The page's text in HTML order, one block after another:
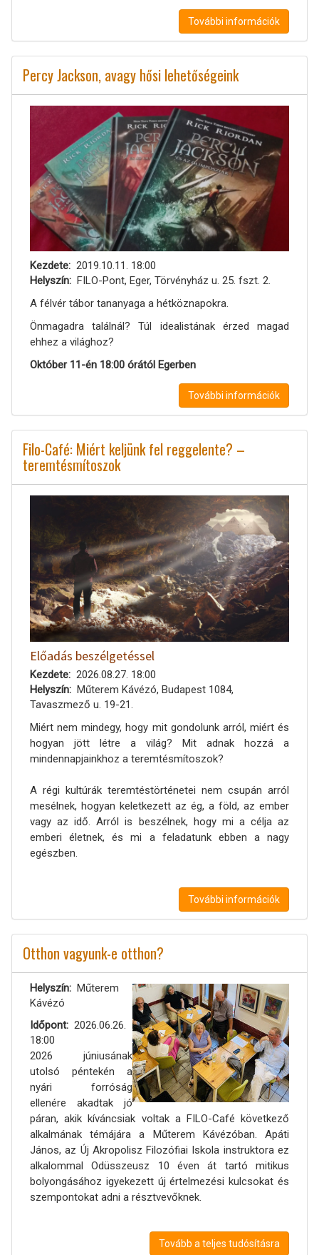
További információk
Percy Jackson, avagy hősi lehetőségeink
Kezdete
2019.10.11. 18:00
Helyszín
FILO-Pont, Eger, Törvényház u. 25. fszt. 2.
A félvér tábor tananyaga a hétköznapokra.
Önmagadra találnál? Túl idealistának érzed magad
ehhez a világhoz?
Október 11-én 18:00 órától Egerben
További információk
Filo-Café: Miért keljünk fel reggelente? –
teremtésmítoszok
Előadás beszélgetéssel
Kezdete
2026.08.27. 18:00
Helyszín
Műterem Kávézó, Budapest 1084,
Tavaszmező u. 19-21.
Miért nem mindegy, hogy mit gondolunk arról, miért és
hogyan jött létre a világ? Mit adnak hozzá a
mindennapjainkhoz a teremtésmítoszok?
A régi kultúrák teremtéstörténetei nem csupán arról
mesélnek, hogyan keletkezett az ég, a föld, az ember
vagy az idő. Arról is beszélnek, hogy mi a célja az
emberi életnek, és mi a feladatunk ebben a nagy
egészben.
További információk
Otthon vagyunk-e otthon?
Helyszín
Műterem
Kávézó
Időpont
2026.06.26.
18:00
2026 júniusának
utolsó péntekén a
nyári forróság
ellenére akadtak jó
páran, akik kíváncsiak voltak a FILO-Café következő
alkalmának témájára a Műterem Kávézóban. Apáti
János, az Új Akropolisz Filozófiai Iskola instruktora ez
alkalommal Odüsszeusz 10 éven át tartó mitikus
bolyongásához igyekezett új értelmezési kulcsokat és
szempontokat adni a résztvevőknek.
Tovább a teljes tudósításra